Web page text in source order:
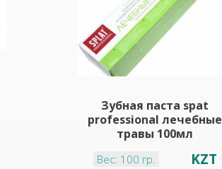
Зубная паста spat
professional лечебные
травы 100мл
Вес: 100 гр. KZT